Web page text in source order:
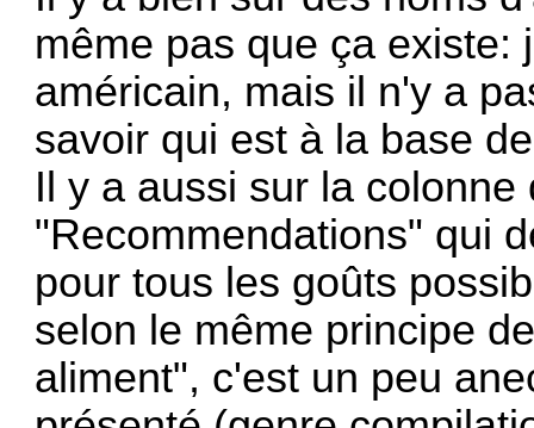
même pas que ça existe:
américain, mais il n'y a
savoir qui est à la base
Il y a aussi sur la
"Recommendations" qui
pour tous les goûts
selon le même principe
aliment", c'est un peu